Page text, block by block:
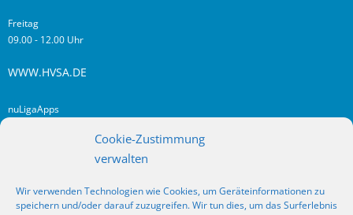
Cookie-Zustimmung
verwalten
Wir verwenden Technologien wie Cookies, um Geräteinformationen zu
speichern und/oder darauf zuzugreifen. Wir tun dies, um das Surferlebnis
Freitag
09.00 - 12.00 Uhr
WWW.HVSA.DE
nuLigaApps
RSS